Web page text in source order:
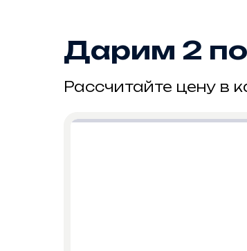
Дарим 2
Рассчитайте цену в